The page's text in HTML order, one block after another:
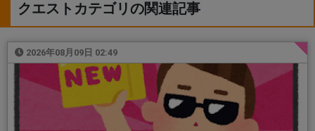
クエストカテゴリの関連記事
2026年08月09日 02:49